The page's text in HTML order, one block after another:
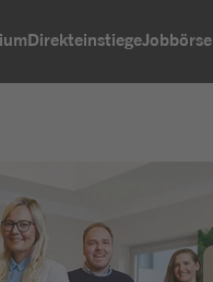
DirekteinstiegeJobbörse